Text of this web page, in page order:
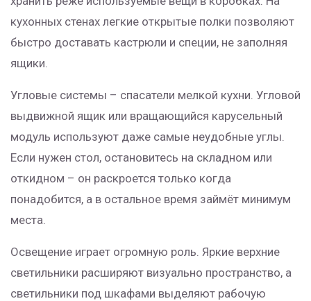
кухонных стенах легкие открытые полки позволяют
быстро доставать кастрюли и специи, не заполняя
ящики.
Угловые системы – спасатели мелкой кухни. Угловой
выдвижной ящик или вращающийся карусельный
модуль используют даже самые неудобные углы.
Если нужен стол, остановитесь на складном или
откидном – он раскроется только когда
понадобится, а в остальное время займёт минимум
места.
Освещение играет огромную роль. Яркие верхние
светильники расширяют визуально пространство, а
светильники под шкафами выделяют рабочую